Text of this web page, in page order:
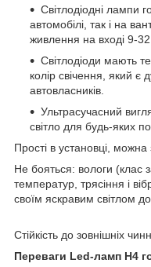
Світлодіодні лампи
автомобілі, так і на
живлення на вході 9-
Світлодіоди мають
колір свічення, який
автовласників.
Ультрасучасний
світло для будь-яких
Прості в установці, можна
Не бояться: вологи (клас
температур, трясіння і
своїм яскравим світлом
Стійкість до зовнішніх
Переваги Led-ламп H4